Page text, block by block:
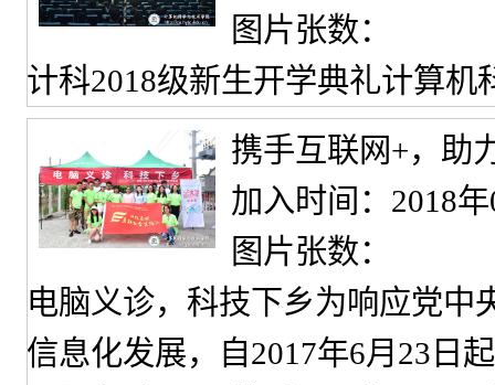
图片张数：
计科2018级新生开学典礼计算
携手互联网+，助
加入时间：2018
图片张数：
电脑义诊，科技下乡为响应党中
信息化发展，自2017年6月23日